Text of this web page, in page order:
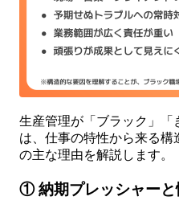
生産管理が「ブラック」「
は、仕事の特性から来る構
の主な理由を解説します。
① 納期プレッシャーと